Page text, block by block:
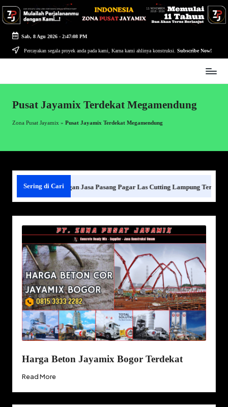
Skip
content
Sab, 8 Agu 2026- 2:47:08 PM
Percayakan segala proyek anda pada kami, Karna kami ahlinya konstruksi. Subscribe Now!
-
Ahlinya
Pusat Jayamix Terdekat Megamendung
Zona Pusat Jayamix » Pusat Jayamix Terdekat Megamendung
Sering di Cari
Harga Borongan Jasa Pasang Pagar Las Cutting Lampung Terdekat
Harga Beton Jayamix Bogor Terdekat
Read More